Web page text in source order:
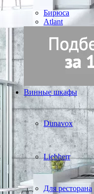
Бирюса
Atlant
Винные шкафы
Dunavox
Liebherr
Для ресторана